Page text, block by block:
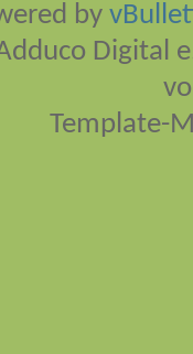
by
Digital
Template-